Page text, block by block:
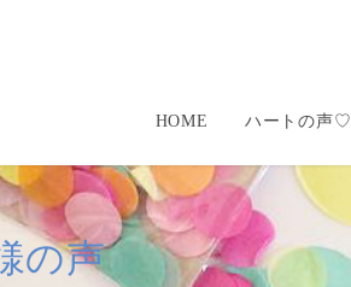
HOME ハートの声
の声